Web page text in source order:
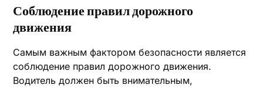
Соблюдение правил дорожного
движения
Самым важным фактором безопасности является
соблюдение правил дорожного движения.
Водитель должен быть внимательным,